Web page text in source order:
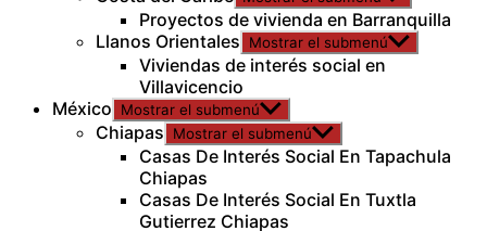
Proyectos de vivienda en Barranquilla
Llanos Orientales
Mostrar el submenú
Viviendas de interés social en
Villavicencio
México
Mostrar el submenú
Chiapas Mostrar el submenú
Casas De Interés Social En Tapachula
Chiapas
Casas De Interés Social En Tuxtla
Gutierrez Chiapas